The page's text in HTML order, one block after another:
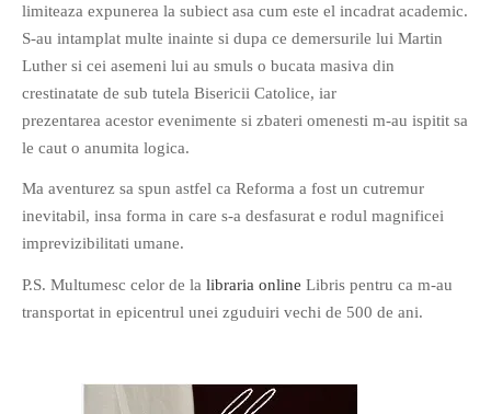
PRIETENI DIN BREASLA
Filme-Carti.ro
limiteaza expunerea la subiect asa cum este el incadrat academic.
S-au intamplat multe inainte si dupa ce demersurile lui Martin
Luther si cei asemeni lui au smuls o bucata masiva din
crestinatate de sub tutela Bisericii Catolice, iar
prezentarea acestor evenimente si zbateri omenesti m-au ispitit sa
le caut o anumita logica.
Ma aventurez sa spun astfel ca Reforma a fost un cutremur
inevitabil, insa forma in care s-a desfasurat e rodul magnificei
imprevizibilitati umane.
P.S. Multumesc celor de la libraria online Libris pentru ca m-au
transportat in epicentrul unei zguduiri vechi de 500 de ani.